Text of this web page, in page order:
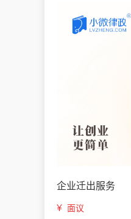
企业迁出服务
¥ 面议